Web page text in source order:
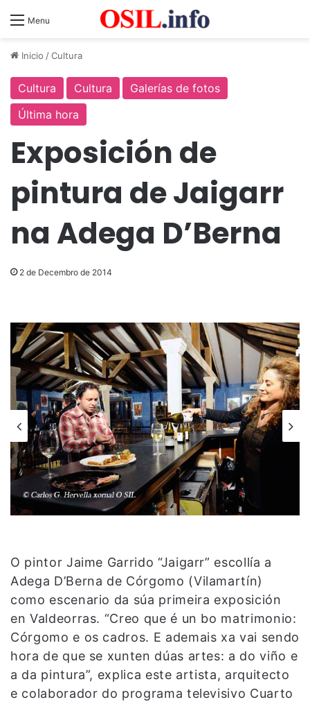
Menu
Inicio /Cultura
Cultura Cultura
Galerías de fotos
Última hora
Exposición de
pintura de Jaigarr
na Adega D’Berna
2 de Decembro de 2014
O pintor Jaime Garrido “Jaigarr” escollía a
Adega D’Berna de Córgomo (Vilamartín)
como escenario da súa primeira exposición
en Valdeorras. “Creo que é un bo matrimonio:
Córgomo e os cadros. E ademais xa vai sendo
hora de que se xunten dúas artes: a do viño e
a da pintura”, explica este artista, arquitecto
e colaborador do programa televisivo Cuarto